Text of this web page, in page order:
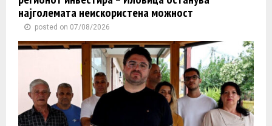
најголемата неискористена можност
posted on 07/08/2026